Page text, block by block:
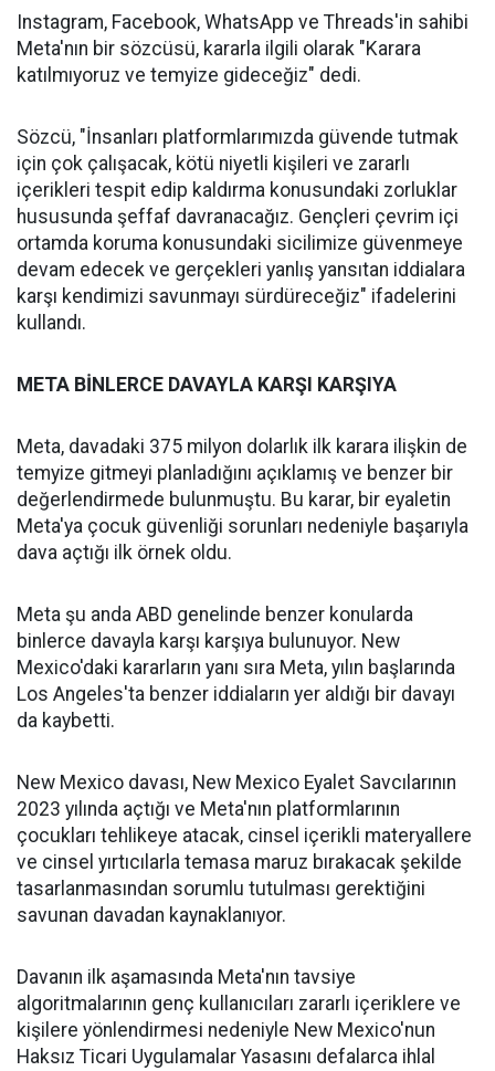
Instagram, Facebook, WhatsApp ve Threads'in sahibi
Meta'nın bir sözcüsü, kararla ilgili olarak "Karara
katılmıyoruz ve temyize gideceğiz" dedi.
Sözcü, "İnsanları platformlarımızda güvende tutmak
için çok çalışacak, kötü niyetli kişileri ve zararlı
içerikleri tespit edip kaldırma konusundaki zorluklar
hususunda şeffaf davranacağız. Gençleri çevrim içi
ortamda koruma konusundaki sicilimize güvenmeye
devam edecek ve gerçekleri yanlış yansıtan iddialara
karşı kendimizi savunmayı sürdüreceğiz" ifadelerini
kullandı.
META BİNLERCE DAVAYLA KARŞI KARŞIYA
Meta, davadaki 375 milyon dolarlık ilk karara ilişkin de
temyize gitmeyi planladığını açıklamış ve benzer bir
değerlendirmede bulunmuştu. Bu karar, bir eyaletin
Meta'ya çocuk güvenliği sorunları nedeniyle başarıyla
dava açtığı ilk örnek oldu.
Meta şu anda ABD genelinde benzer konularda
binlerce davayla karşı karşıya bulunuyor. New
Mexico'daki kararların yanı sıra Meta, yılın başlarında
Los Angeles'ta benzer iddiaların yer aldığı bir davayı
da kaybetti.
New Mexico davası, New Mexico Eyalet Savcılarının
2023 yılında açtığı ve Meta'nın platformlarının
çocukları tehlikeye atacak, cinsel içerikli materyallere
ve cinsel yırtıcılarla temasa maruz bırakacak şekilde
tasarlanmasından sorumlu tutulması gerektiğini
savunan davadan kaynaklanıyor.
Davanın ilk aşamasında Meta'nın tavsiye
algoritmalarının genç kullanıcıları zararlı içeriklere ve
kişilere yönlendirmesi nedeniyle New Mexico'nun
Haksız Ticari Uygulamalar Yasasını defalarca ihlal